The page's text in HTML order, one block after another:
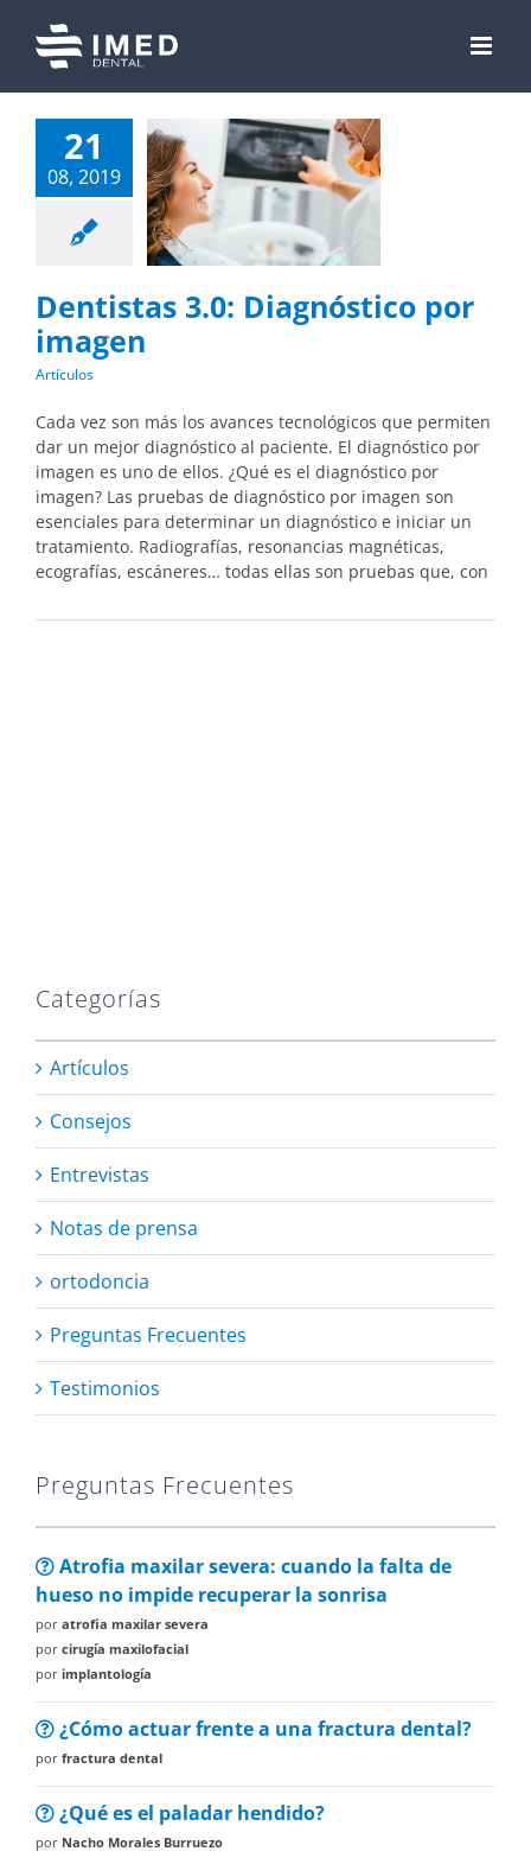
content
21
08, 2019
Dentistas 3.0: Diagnóstico por
imagen
Artículos
Cada vez son más los avances tecnológicos que permiten
dar un mejor diagnóstico al paciente. El diagnóstico por
imagen es uno de ellos. ¿Qué es el diagnóstico por
imagen? Las pruebas de diagnóstico por imagen son
esenciales para determinar un diagnóstico e iniciar un
tratamiento. Radiografías, resonancias magnéticas,
ecografías, escáneres… todas ellas son pruebas que, con
Categorías
Artículos
Consejos
Entrevistas
Notas de prensa
ortodoncia
Preguntas Frecuentes
Testimonios
Preguntas Frecuentes
Atrofia maxilar severa: cuando la falta de
hueso no impide recuperar la sonrisa
por atrofia maxilar severa
por cirugía maxilofacial
por implantología
¿Cómo actuar frente a una fractura dental?
por fractura dental
¿Qué es el paladar hendido?
por Nacho Morales Burruezo